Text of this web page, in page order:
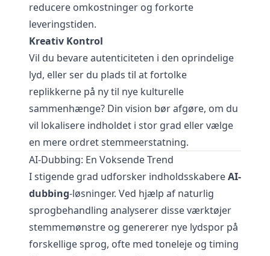
reducere omkostninger og forkorte
leveringstiden.
Kreativ Kontrol
Vil du bevare autenticiteten i den oprindelige
lyd, eller ser du plads til at fortolke
replikkerne på ny til nye kulturelle
sammenhænge? Din vision bør afgøre, om du
vil lokalisere indholdet i stor grad eller vælge
en mere ordret stemmeerstatning.
AI-Dubbing: En Voksende Trend
I stigende grad udforsker indholdsskabereAI-
dubbing-løsninger. Ved hjælp af naturlig
sprogbehandling analyserer disse værktøjer
stemmemønstre og genererer nye lydspor på
forskellige sprog, ofte med toneleje og timing